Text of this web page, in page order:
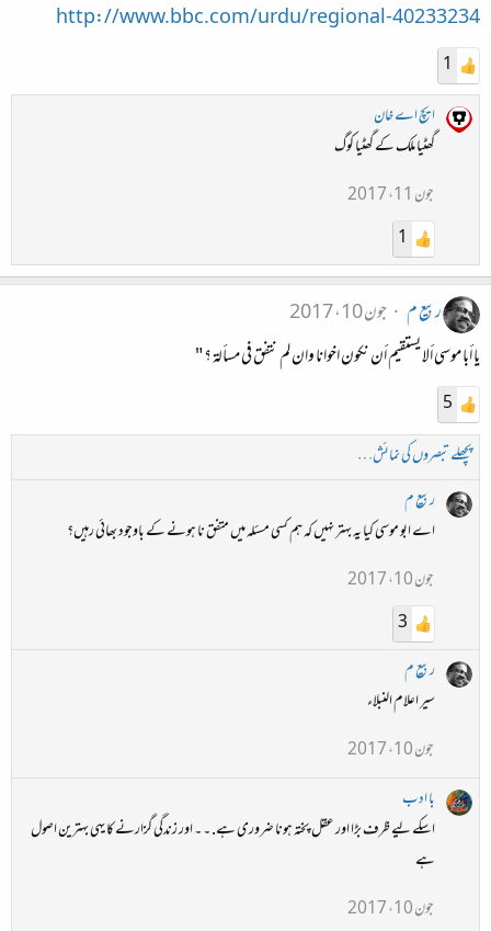
http://www.bbc.com/urdu/regional-40233234
1
ایچ اے خان
گھٹیا ملک کے گھٹیا کوگ
جون 11، 2017
1
ربیع م
جون 10، 2017
يا أبا موسي ألا يستقيم أن نكون اخوانا وان لم نتفق في مسألة ؟ "
5
پچھلے تبصروں کی نمائش…
ربیع م
اے ابو موسی کیا یہ بہتر نہیں کہ ہم کسی مسئلہ میں متفق نا ہونے کے باوجود بھائی رہیں؟
جون 10، 2017
3
ربیع م
سیر اعلام النبلاء
جون 10، 2017
با ادب
اسکے لیے ظرف بڑا اور عقل پختہ ہونا ضروری ہے. ۔ ۔ اور زندگی گزارنے کا یہی بہترین اصول
ہے
جون 10، 2017